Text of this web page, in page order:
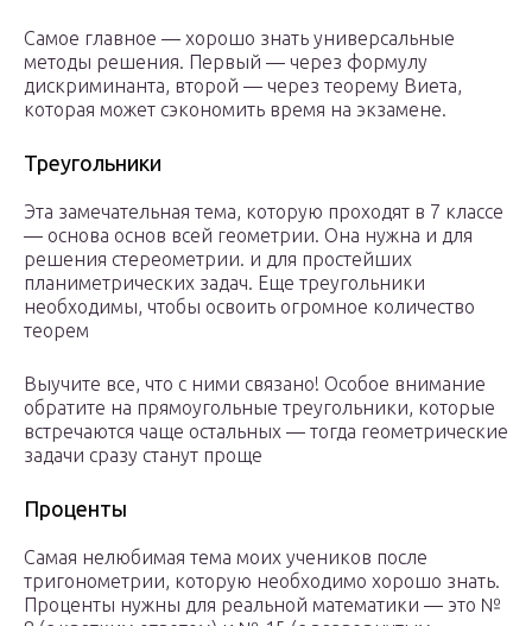
Самое главное — хорошо знать универсальные
методы решения. Первый — через формулу
дискриминанта, второй — через теорему Виета,
которая может сэкономить время на экзамене.
Треугольники
Эта замечательная тема, которую проходят в 7 классе
— основа основ всей геометрии. Она нужна и для
решения стереометрии. и для простейших
планиметрических задач. Еще треугольники
необходимы, чтобы освоить огромное количество
теорем
Выучите все, что с ними связано! Особое внимание
обратите на прямоугольные треугольники, которые
встречаются чаще остальных — тогда геометрические
задачи сразу станут проще
Проценты
Самая нелюбимая тема моих учеников после
тригонометрии, которую необходимо хорошо знать.
Проценты нужны для реальной математики — это №